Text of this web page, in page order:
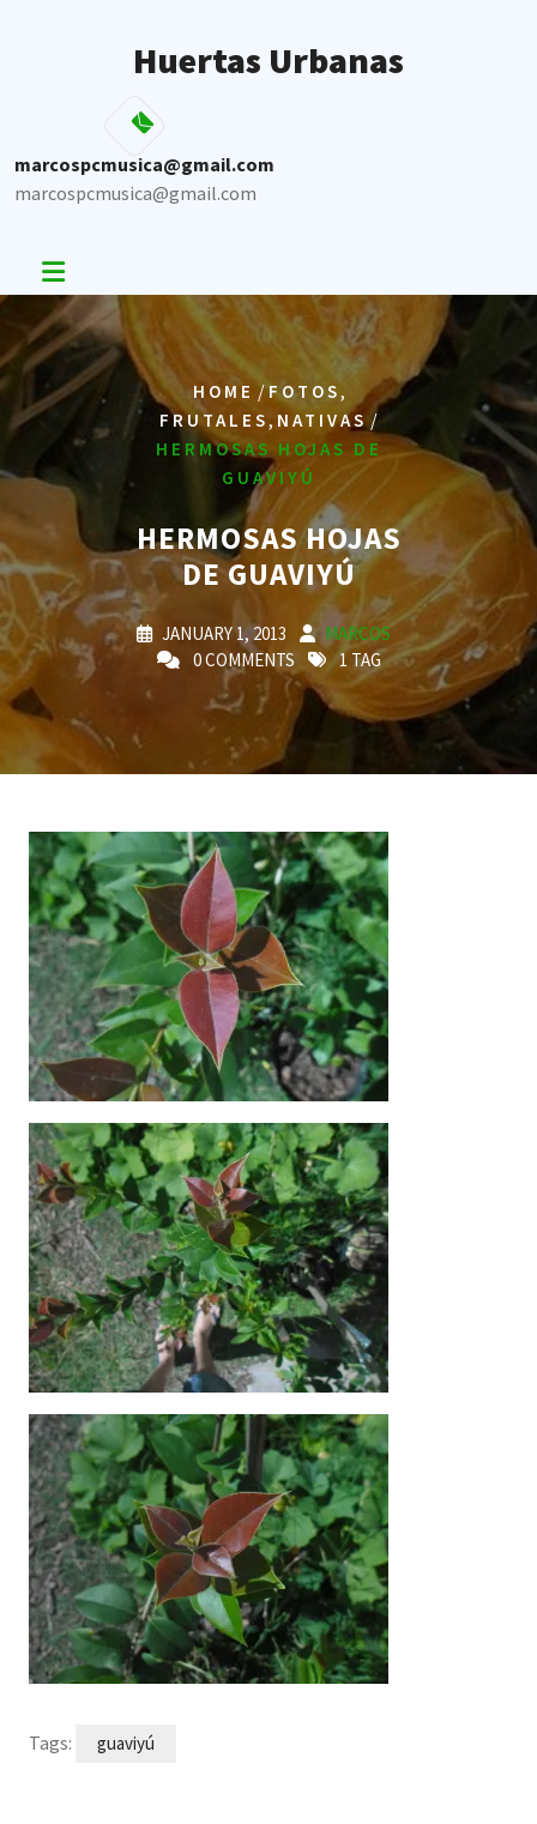
Huertas Urbanas
marcospcmusica@gmail.com
marcospcmusica@gmail.com
HOME /FOTOS,
FRUTALES, NATIVAS/
HERMOSAS HOJAS DE
GUAVIYÚ
HERMOSAS HOJAS
DE GUAVIYÚ
JANUARY 1, 2013
MARCOS
0 COMMENTS
1 TAG
Tags: guaviyú